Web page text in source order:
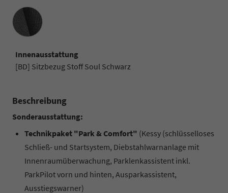
Innenausstattung
Innenausstattung
[BD] Sitzbezug Stoff Soul Schwarz
Beschreibung
Sonderausstattung:
Technikpaket "Park & Comfort" (Kessy (schlüsselloses
Schließ- und Startsystem, Diebstahlwarnanlage mit
Innenraumüberwachung, Parklenkassistent inkl.
ParkPilot vorn und hinten, Ausparkassistent,
Ausstiegswarner)